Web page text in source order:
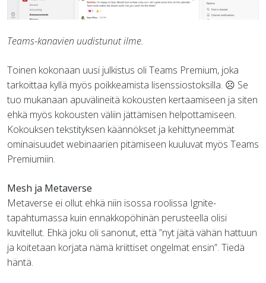
Teams-kanavien uudistunut ilme.
Toinen kokonaan uusi julkistus oli Teams Premium, joka
tarkoittaa kyllä myös poikkeamista lisenssiostoksilla. ☹ Se
tuo mukanaan apuvälineitä kokousten kertaamiseen ja siten
ehkä myös kokousten väliin jättämisen helpottamiseen.
Kokouksen tekstityksen käännökset ja kehittyneemmät
ominaisuudet webinaarien pitämiseen kuuluvat myös Teams
Premiumiin.
Mesh ja Metaverse
Metaverse ei ollut ehkä niin isossa roolissa Ignite-
tapahtumassa kuin ennakkopöhinän perusteella olisi
kuvitellut. Ehkä joku oli sanonut, että ”nyt jäitä vähän hattuun
ja koitetaan korjata nämä kriittiset ongelmat ensin”. Tiedä
häntä.